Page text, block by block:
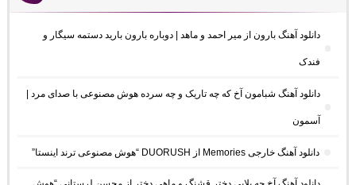
دانلود آهنگ بارون از میر احمد و ماهد | دوباره بارون بارید دستمه سیگار و
فندک
دانلود آهنگ شبامون آخ که چه تاریک و چه سرده هوش مصنوعی با صدای مرد |
آسمون
دانلود آهنگ خارجی Memories از DUORUSH “هوش مصنوعی ترند اینستا”